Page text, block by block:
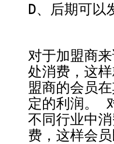
D、后期可以
对于加盟商
处消费，这
盟商的会员
定的利润。
不同行业中
费，这样会